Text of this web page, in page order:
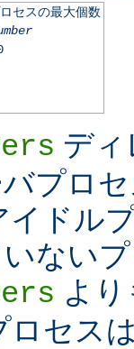
セスの最大個数
デ
プロ
イドル
ない
よ
ロセス